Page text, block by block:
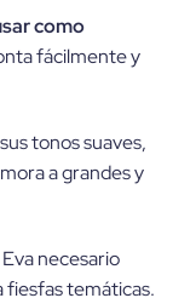
como
fácilmente y
tonos suaves,
a grandes y
necesario
fiesfas temáticas.